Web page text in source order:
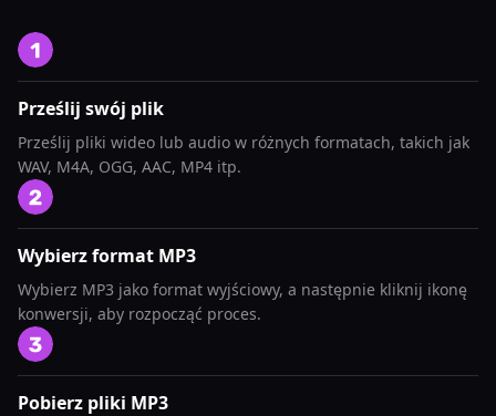
Prześlij swój plik
Prześlij pliki wideo lub audio w różnych formatach, takich jak
WAV, M4A, OGG, AAC, MP4 itp.
Wybierz format MP3
Wybierz MP3 jako format wyjściowy, a następnie kliknij ikonę
konwersji, aby rozpocząć proces.
Pobierz pliki MP3